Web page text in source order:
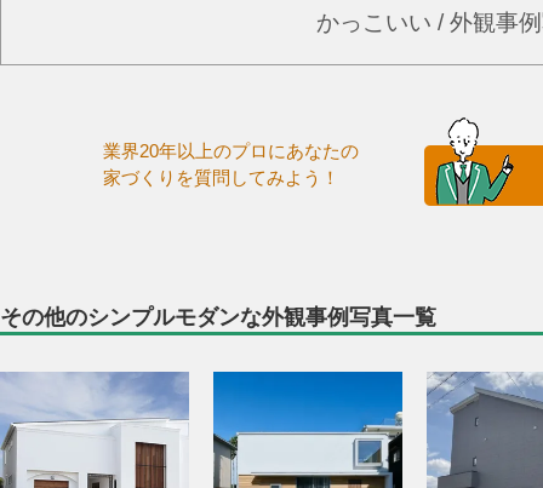
かっこいい / 外観事
業界20年以上のプロにあなたの
家づくりを質問してみよう！
その他のシンプルモダンな外観事例写真一覧